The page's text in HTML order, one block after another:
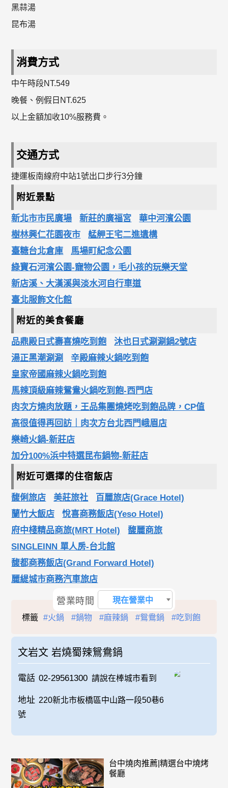
黑蒜湯
昆布湯
消費方式
中午時段NT.549
晚餐、例假日NT.625
以上金額加收10%服務費。
交通方式
捷運板南線府中站1號出口步行3分鐘
附近景點
新北市市民廣場 新莊的廣福宮
華中河濱公園
樹林興仁花園夜市
艋舺王宅二進遺構
臺糖台北倉庫
馬場町紀念公園
綠寶石河濱公園-寵物公園，毛小孩的玩樂天堂
新店溪、大漢溪與淡水河自行車道
臺北服飾文化館
附近的美食餐廳
品鼎殿日式壽喜燒吃到飽
沐也日式涮涮鍋2號店
湯正黑潮涮涮
辛殿麻辣火鍋吃到飽
皇家帝國麻辣火鍋吃到飽
馬辣頂級麻辣鴛鴦火鍋吃到飽-西門店
肉次方燒肉放題，王品集團燒烤吃到飽品牌，CP值
高很值得再回訪｜肉次方台北西門峨眉店
樂崎火鍋-新莊店
加分100%浜中特選昆布鍋物-新莊店
附近可選擇的住宿飯店
馥俐旅店 美莊旅社
百麗旅店(Grace Hotel)
蘭竹大飯店
悅喜商務飯店(Yeso Hotel)
府中棧精品商旅(MRT Hotel)
馥麗商旅
SINGLEINN 單人房-台北館
馥都商務飯店(Grand Forward Hotel)
麗緹城市商務汽車旅店
營業時間 現在營業中
標籤 #火鍋 #鍋物 #麻辣鍋 #鴛鴦鍋 #吃到飽
文岩文 岩燒蜀辣鴛鴦鍋
電話 02-29561300 請說在棒城市看到
地址 220新北市板橋區中山路一段50巷6
號
台中燒肉推薦|精選台中燒烤
餐廳